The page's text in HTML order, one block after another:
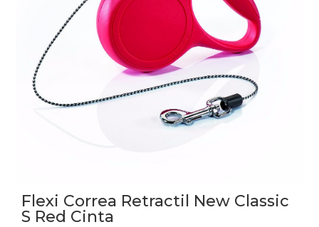
Flexi Correa Retractil New Classic
S Red Cinta